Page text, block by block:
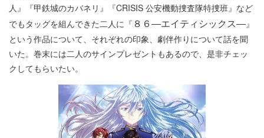
人』『甲鉄城のカバネリ』『CRISIS 公安機動捜査隊特捜班』など
でもタッグを組んできた二人に『 ８６―エイティシックス―』
という作品について、それぞれの印象、劇伴作りについて話を聞
いた。巻末には二人のサインプレゼントもあるので、是非チェッ
クしてもらいたい。